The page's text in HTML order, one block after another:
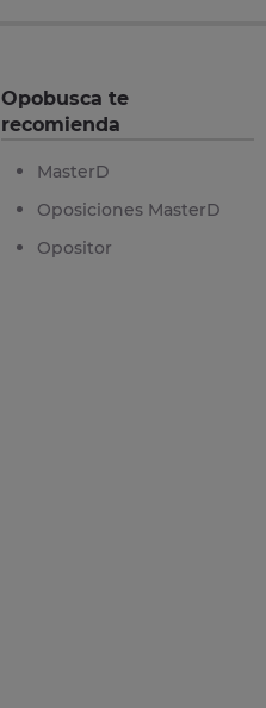
Opobusca te
recomienda
MasterD
Oposiciones MasterD
Opositor